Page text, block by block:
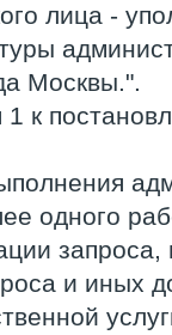
лица -
Москвы.".
к
одного
запроса,
и иных